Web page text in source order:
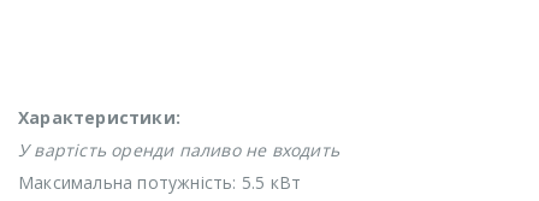
Характеристики:
У вартість оренди паливо не входить
Максимальна потужність: 5.5 кВт